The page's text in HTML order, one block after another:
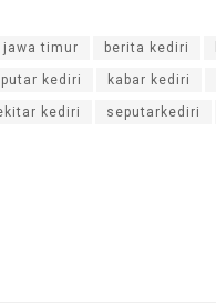
jawa timur berita kediri
kediri kabar kediri
kediri seputarkediri